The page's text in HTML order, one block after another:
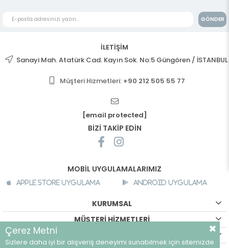
GÖNDER
İLETİŞİM
Sanayi Mah. Atatürk Cad. Kayın Sok. No:5 Güngören / İSTANBUL
Müşteri Hizmetleri: +90 212 505 55 77
[email protected]
BİZİ TAKİP EDİN
MOBİL UYGULAMALARIMIZ
Apple Store Uygulama Android Uygulama
KURUMSAL
MÜŞTERİ HİZMETLERİ
Çerez Metni
Sizlere daha iyi bir alışveriş deneyimi sunabilmek için sitemizde